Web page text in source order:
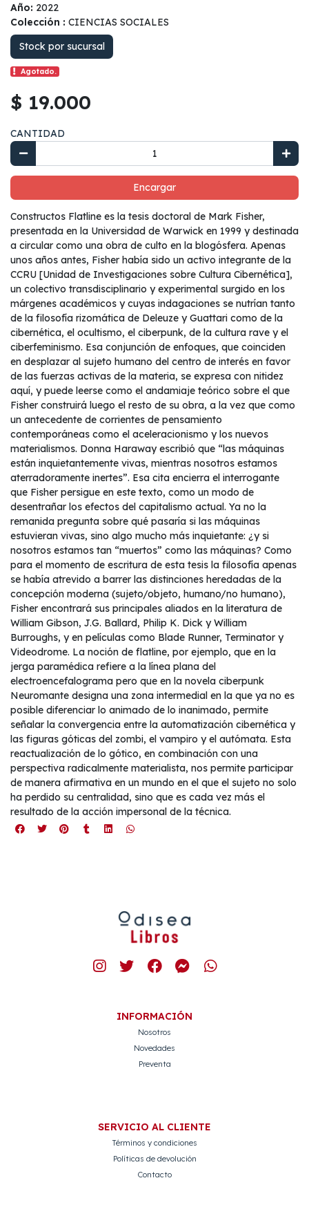
Año: 2022
Colección : CIENCIAS SOCIALES
Stock por sucursal
Agotado.
$ 19.000
CANTIDAD
Encargar
Constructos Flatline es la tesis doctoral de Mark Fisher,
presentada en la Universidad de Warwick en 1999 y destinada
a circular como una obra de culto en la blogósfera. Apenas
unos años antes, Fisher había sido un activo integrante de la
CCRU [Unidad de Investigaciones sobre Cultura Cibernética],
un colectivo transdisciplinario y experimental surgido en los
márgenes académicos y cuyas indagaciones se nutrían tanto
de la filosofía rizomática de Deleuze y Guattari como de la
cibernética, el ocultismo, el ciberpunk, de la cultura rave y el
ciberfeminismo. Esa conjunción de enfoques, que coinciden
en desplazar al sujeto humano del centro de interés en favor
de las fuerzas activas de la materia, se expresa con nitidez
aquí, y puede leerse como el andamiaje teórico sobre el que
Fisher construirá luego el resto de su obra, a la vez que como
un antecedente de corrientes de pensamiento
contemporáneas como el aceleracionismo y los nuevos
materialismos. Donna Haraway escribió que “las máquinas
están inquietantemente vivas, mientras nosotros estamos
aterradoramente inertes”. Esa cita encierra el interrogante
que Fisher persigue en este texto, como un modo de
desentrañar los efectos del capitalismo actual. Ya no la
remanida pregunta sobre qué pasaría si las máquinas
estuvieran vivas, sino algo mucho más inquietante: ¿y si
nosotros estamos tan “muertos” como las máquinas? Como
para el momento de escritura de esta tesis la filosofía apenas
se había atrevido a barrer las distinciones heredadas de la
concepción moderna (sujeto/objeto, humano/no humano),
Fisher encontrará sus principales aliados en la literatura de
William Gibson, J.G. Ballard, Philip K. Dick y William
Burroughs, y en películas como Blade Runner, Terminator y
Videodrome. La noción de flatline, por ejemplo, que en la
jerga paramédica refiere a la línea plana del
electroencefalograma pero que en la novela ciberpunk
Neuromante designa una zona intermedial en la que ya no es
posible diferenciar lo animado de lo inanimado, permite
señalar la convergencia entre la automatización cibernética y
las figuras góticas del zombi, el vampiro y el autómata. Esta
reactualización de lo gótico, en combinación con una
perspectiva radicalmente materialista, nos permite participar
de manera afirmativa en un mundo en el que el sujeto no solo
ha perdido su centralidad, sino que es cada vez más el
resultado de la acción impersonal de la técnica.
INFORMACIÓN
Nosotros
Novedades
Preventa
SERVICIO AL CLIENTE
Términos y condiciones
Políticas de devolución
Contacto